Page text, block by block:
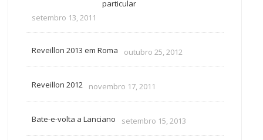
particular
setembro 13, 2011
Reveillon 2013 em Roma outubro 25, 2012
Reveillon 2012 novembro 17, 2011
Bate-e-volta a Lanciano setembro 15, 2013